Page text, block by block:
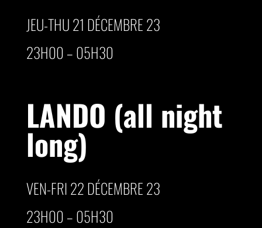
JEU-THU 21 DÉCEMBRE 23
23H00 – 05H30
LANDO (all night
long)
VEN-FRI 22 DÉCEMBRE 23
23H00 – 05H30